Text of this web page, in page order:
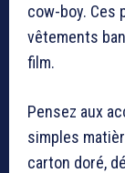
cow-boy.
vêtements
film.
Pensez aux
simples
carton doré,